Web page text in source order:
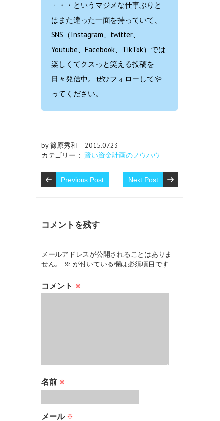
・・・というマジメな仕事ぶりと
はまた違った一面を持っていて、
SNS（Instagram、twitter、
Youtube、Facebook、TikTok）では
楽しくてクスっと笑える投稿を
日々発信中。ぜひフォローしてや
ってください。
by 篠原秀和
2015.07.23
カテゴリー： 賢い資金計画のノウハウ
Previous Post Next Post
コメントを残す
メールアドレスが公開されることはありま
せん。
※ が付いている欄は必須項目です
コメント ※
名前 ※
メール ※